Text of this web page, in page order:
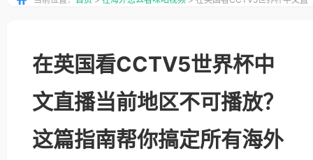
在英国看CCTV5世界杯中
文直播当前地区不可播放？
这篇指南帮你搞定所有海外